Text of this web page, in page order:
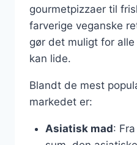
gourmetpizzaer til
farverige veganske
gør det muligt for
kan lide.
Blandt de mest
markedet er:
Asiatisk mad: